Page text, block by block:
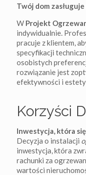
Twój dom
W Projekt
indywidualnie.
pracuje z klientem,
specyfikacji
osobistych
rozwiązanie jest
efektywności i
Korzyści
Inwestycja, która się
Decyzja o instalacji
inwestycja, która
rachunki za
wartości